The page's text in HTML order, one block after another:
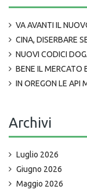
VA AVANTI IL
CINA, DISERBARE
NUOVI CODICI
BENE IL MERCATO
IN OREGON LE API
Archivi
Luglio 2026
Giugno 2026
Maggio 2026